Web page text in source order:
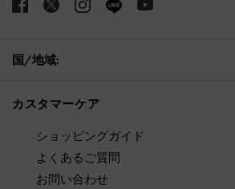
国/地域:
カスタマーケア
ショッピングガイド
よくあるご質問
お問い合わせ